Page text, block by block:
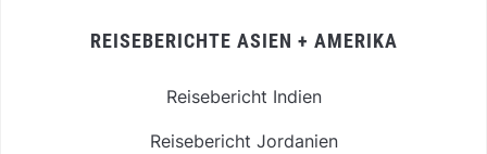
REISEBERICHTE ASIEN + AMERIKA
Reisebericht Indien
Reisebericht Jordanien